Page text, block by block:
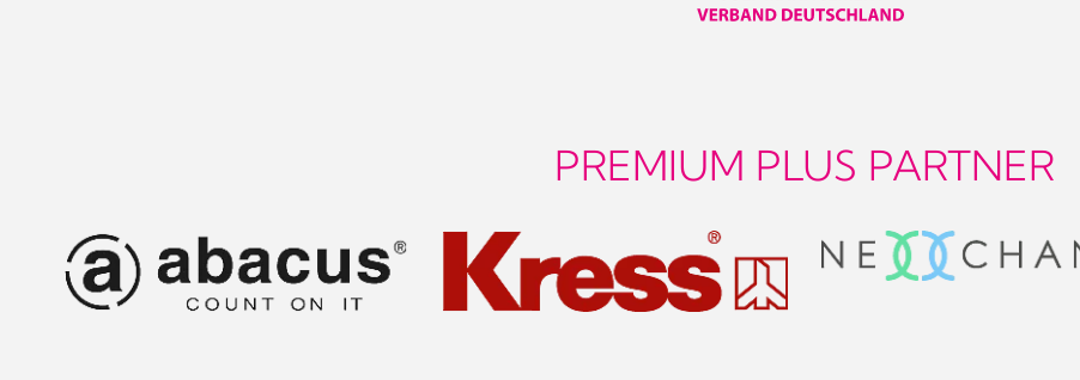
PREMIUM PLUS PARTNER